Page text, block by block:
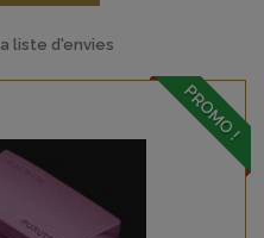
liste d'envies
PROMO !